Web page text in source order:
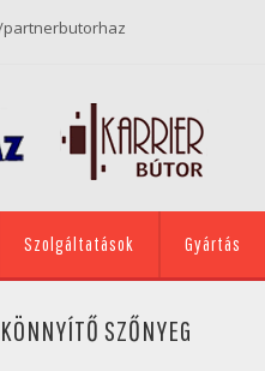
Szolgáltatások Gyártás
SZŐNYEG